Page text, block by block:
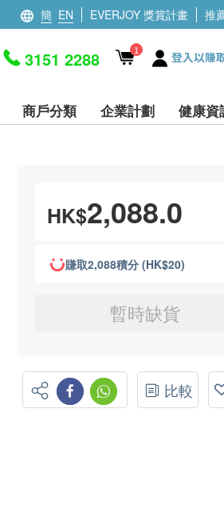
簡 EN EVERJOY 獎賞計畫 推
3151 2288 1 登入以賺
商戶分類 企業計劃 健康資
HK$2,088.0
賺取2,088積分 (HK$20)
暫時缺貨
比較